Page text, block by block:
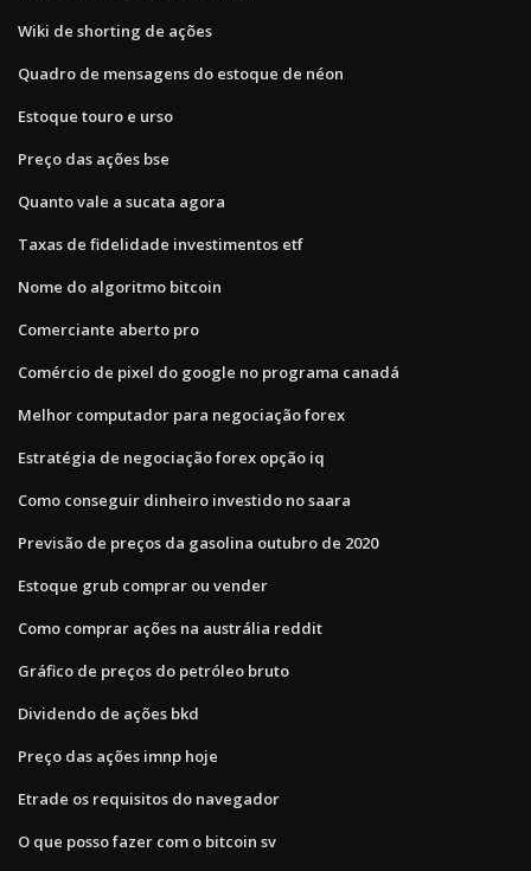
Wiki de shorting de ações
Quadro de mensagens do estoque de néon
Estoque touro e urso
Preço das ações bse
Quanto vale a sucata agora
Taxas de fidelidade investimentos etf
Nome do algoritmo bitcoin
Comerciante aberto pro
Comércio de pixel do google no programa canadá
Melhor computador para negociação forex
Estratégia de negociação forex opção iq
Como conseguir dinheiro investido no saara
Previsão de preços da gasolina outubro de 2020
Estoque grub comprar ou vender
Como comprar ações na austrália reddit
Gráfico de preços do petróleo bruto
Dividendo de ações bkd
Preço das ações imnp hoje
Etrade os requisitos do navegador
O que posso fazer com o bitcoin sv